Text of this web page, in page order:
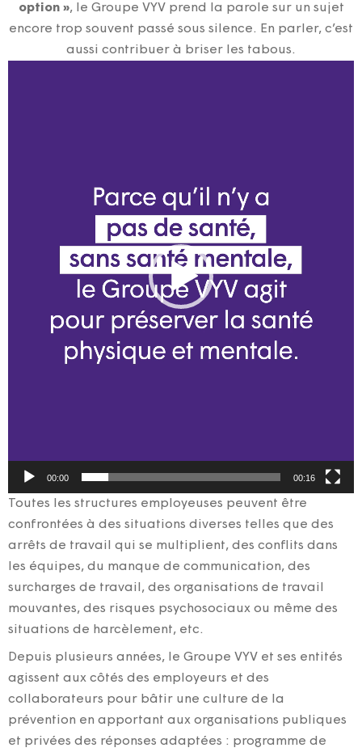
option », le Groupe VYV prend la parole sur un sujet
encore trop souvent passé sous silence. En parler, c’est
aussi contribuer à briser les tabous.
00:00 00:16
Toutes les structures employeuses peuvent être
confrontées à des situations diverses telles que des
arrêts de travail qui se multiplient, des conflits dans
les équipes, du manque de communication, des
surcharges de travail, des organisations de travail
mouvantes, des risques psychosociaux ou même des
situations de harcèlement, etc.
Depuis plusieurs années, le Groupe VYV et ses entités
agissent aux côtés des employeurs et des
collaborateurs pour bâtir une culture de la
prévention en apportant aux organisations publiques
et privées des réponses adaptées : programme de